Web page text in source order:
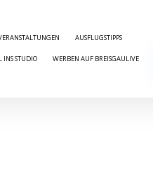
AUSFLUGSTIPPS
INS STUDIO WERBEN AUF BREISGAULIVE